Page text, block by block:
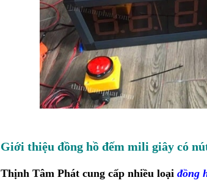
Giới thiệu đồng hồ đếm mili giây có
Thịnh Tâm Phát cung cấp nhiều loại đồng